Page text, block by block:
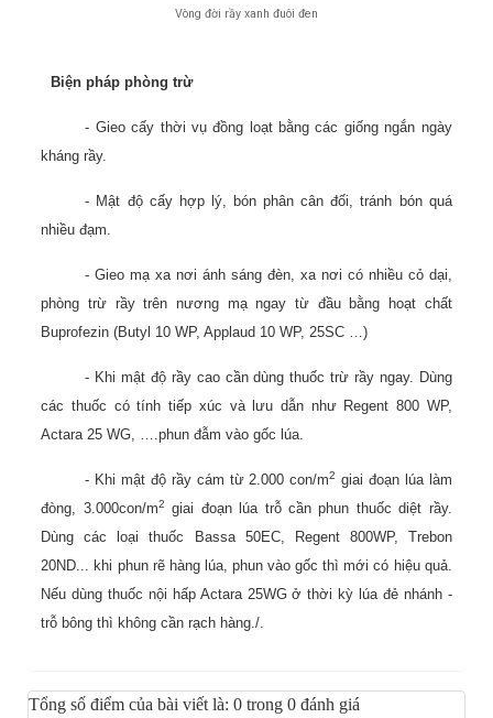
Vòng đời rầy xanh đuôi đen
Biện pháp phòng trừ
- Gieo cấy thời vụ đồng loạt bằng các giống ngắn ngày
kháng rầy.
- Mật độ cấy hợp lý, bón phân cân đối, tránh bón quá
nhiều đạm.
- Gieo mạ xa nơi ánh sáng đèn, xa nơi có nhiều cỏ dại,
phòng trừ rầy trên nương mạ ngay từ đầu bằng hoạt chất
Buprofezin (Butyl 10 WP, Applaud 10 WP, 25SC …)
- Khi mật độ rầy cao cần dùng thuốc trừ rầy ngay. Dùng
các thuốc có tính tiếp xúc và lưu dẫn như Regent 800 WP,
Actara 25 WG, ….phun đẫm vào gốc lúa.
- Khi mật độ rầy cám từ 2.000 con/m2 giai đoạn lúa làm
đòng, 3.000con/m2
giai đoạn lúa trỗ cần phun thuốc diệt rầy.
Dùng các loại thuốc Bassa 50EC, Regent 800WP, Trebon
20ND... khi phun rẽ hàng lúa, phun vào gốc thì mới có hiệu quả.
Nếu dùng thuốc nội hấp Actara 25WG ở thời kỳ lúa đẻ nhánh -
trỗ bông thì không cần rạch hàng./.
Tổng số điểm của bài viết là: 0 trong 0 đánh giá